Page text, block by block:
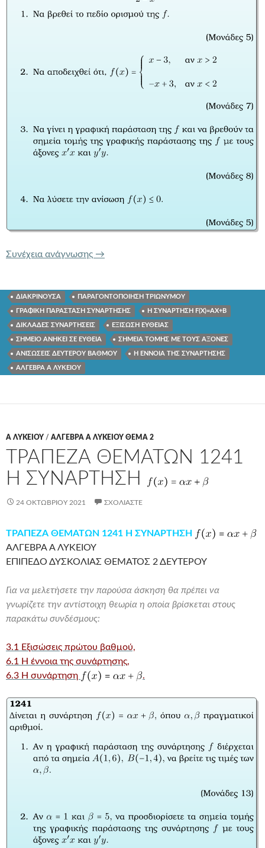
Συνέχεια ανάγνωσης ΤΡΑΠΕΖΑ ΘΕΜΑΤΩΝ 1523 Η
→
ΔΙΑΚΡΙΝΟΥΣΑ ΠΑΡΑΓΟΝΤΟΠΟΙΗΣΗ ΤΡΙΩΝΥΜΟΥ
ΓΡΑΦΙΚΗ ΠΑΡΑΣΤΑΣΗ ΣΥΝΑΡΤΗΣΗΣ Η ΣΥΝΑΡΤΗΣΗ F(X)=AX+B
ΔΙΚΛΑΔΕΣ ΣΥΝΑΡΤΗΣΕΙΣ ΕΞΙΣΩΣΗ ΕΥΘΕΙΑΣ
ΣΗΜΕΙΟ ΑΝΗΚΕΙ ΣΕ ΕΥΘΕΙΑ ΣΗΜΕΙΑ ΤΟΜΗΣ ΜΕ ΤΟΥΣ ΑΞΟΝΕΣ
ΑΝΙΣΩΣΕΙΣ ΔΕΥΤΕΡΟΥ ΒΑΘΜΟΥ Η ΕΝΝΟΙΑ ΤΗΣ ΣΥΝΑΡΤΗΣΗΣ
ΑΛΓΕΒΡΑ Α ΛΥΚΕΙΟΥ
Α ΛΥΚΕΊΟΥ / ΑΛΓΕΒΡΑ Α ΛΥΚΕΙΟΥ ΘΕΜΑ 2
ΤΡΑΠΕΖΑ ΘΕΜΑΤΩΝ 1241
Η ΣΥΝΑΡΤΗΣΗ
24 ΟΚΤΩΒΡΊΟΥ 2021 ΣΧΟΛΙΆΣΤΕ
ΤΡΑΠΕΖΑ ΘΕΜΑΤΩΝ 1241 Η ΣΥΝΑΡΤΗΣΗ
ΑΛΓΕΒΡΑ Α ΛΥΚΕΙΟΥ
ΕΠΙΠΕΔΟ ΔΥΣΚΟΛΙΑΣ ΘΕΜΑΤΟΣ 2 ΔΕΥΤΕΡΟΥ
Για να μελετήσετε την παρούσα άσκηση θα πρέπει να
γνωρίζετε την αντίστοιχη θεωρία η οποία βρίσκεται στους
παρακάτω συνδέσμους:
3.1 Εξισώσεις πρώτου βαθμού,
6.1 Η έννοια της συνάρτησης,
6.3 Η συνάρτηση
.